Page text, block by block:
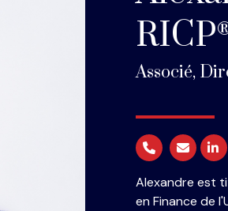
RICP
Associé,
Alexandre est
en Finance de